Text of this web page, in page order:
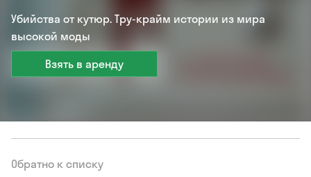
Убийства от кутюр. Тру-крайм истории из мира
высокой моды
Взять в аренду
Обратно к списку